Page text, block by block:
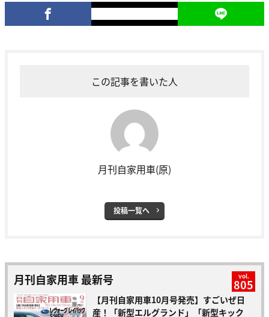
この記事を書いた人
月刊自家用車(原)
投稿一覧へ
月刊自家用車 最新号 vol.
805
【月刊自家用車10月号発売】すごいぜ日
産！「新型エルグランド」「新型キック